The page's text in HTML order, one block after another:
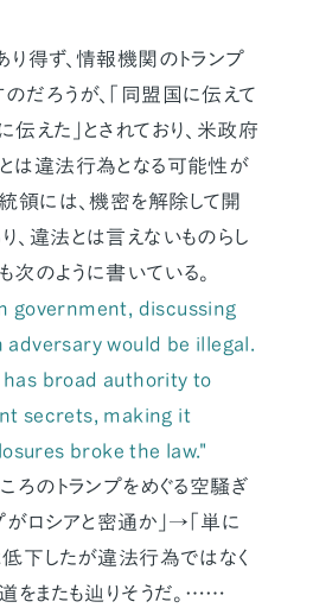
得ず、情報機関のトランプ
だろうが、「同盟国に伝えて
えた」とされており、米政府
は違法行為となる可能性が
領には、機密を解除して開
、違法とは言えないものらし
次のように書いている。
government, discussing
would be illegal.
broad authority to
secrets, making it
broke the law."
ろのトランプをめぐる空騒ぎ
がロシアと密通か」→「単に
下したが違法行為ではなく
をまたも辿りそうだ。……